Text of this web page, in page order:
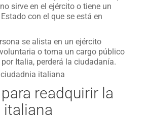
sirve en el ejército o tiene un
con el que se está en
se alista en un ejército
o toma un cargo público
Italia, perderá la ciudadanía.
readquirir la
italiana